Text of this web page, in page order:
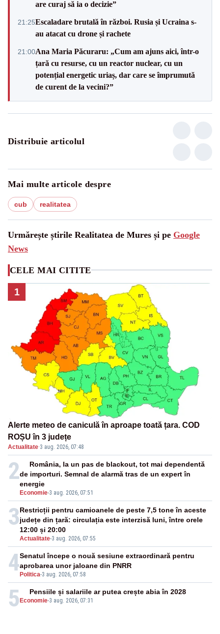
are curaj să ia o decizie”
21:25Escaladare brutală în război. Rusia și Ucraina s-
au atacat cu drone și rachete
21:00Ana Maria Păcuraru: „Cum am ajuns aici, într-o
țară cu resurse, cu un reactor nuclear, cu un
potențial energetic uriaș, dar care se împrumută
de curent de la vecini?”
Distribuie articolul
Mai multe articole despre
cub realitatea
Urmărește știrile Realitatea de Mures și pe Google
News
CELE MAI CITITE
1
Alerte meteo de caniculă în aproape toată țara. COD
ROȘU în 3 județe
Actualitate·3 aug. 2026, 07:48
2
Economie-3 aug. 2026, 07:51
România, la un pas de blackout, tot mai dependentă
de importuri. Semnal de alarmă tras de un expert în
energie
3
Actualitate-3 aug. 2026, 07:55
Restricții pentru camioanele de peste 7,5 tone în aceste
județe din țară: circulația este interzisă luni, între orele
12:00 și 20:00
4 Politica-3 aug. 2026, 07:58
Senatul începe o nouă sesiune extraordinară pentru
aprobarea unor jaloane din PNRR
5 Economie-3 aug. 2026, 07:31
Pensiile și salariile ar putea crește abia în 2028